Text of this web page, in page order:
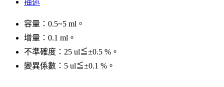
描述
容量：0.5~5 ml。
增量：0.1 ml。
不準確度：25 ul≦±0.5 %。
變異係數：5 ul≦±0.1 %。